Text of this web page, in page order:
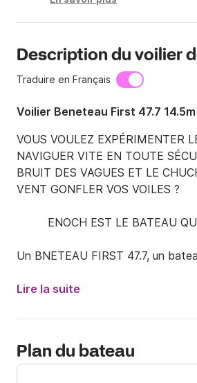
Description du voilier
Traduire en Français
Voilier Beneteau First 47.7 14.5m
VOUS VOULEZ EXPÉRIMENTER
NAVIGUER VITE EN TOUTE
BRUIT DES VAGUES ET LE
VENT GONFLER VOS VOILES ?
ENOCH EST LE BATEAU
Un BNETEAU FIRST 47.7, un
foc sur enrouleur, bosses de ris
même avec une légère brise, on
Lire la suite
Plan du bateau